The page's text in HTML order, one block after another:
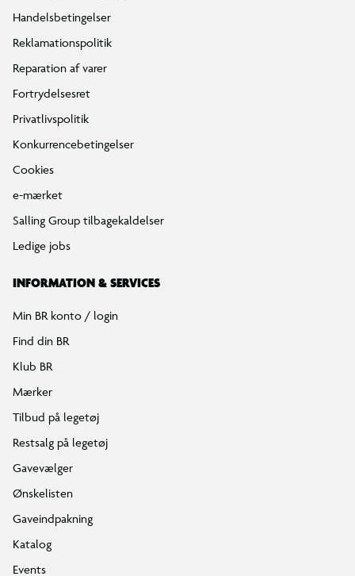
Handelsbetingelser
Reklamationspolitik
Reparation af varer
Fortrydelsesret
Privatlivspolitik
Konkurrencebetingelser
Cookies
e-mærket
Salling Group tilbagekaldelser
Ledige jobs
INFORMATION & SERVICES
Min BR konto / login
Find din BR
Klub BR
Mærker
Tilbud på legetøj
Restsalg på legetøj
Gavevælger
Ønskelisten
Gaveindpakning
Katalog
Events